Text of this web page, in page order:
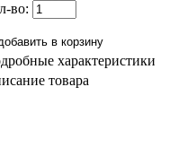
во:
характеристики
товара